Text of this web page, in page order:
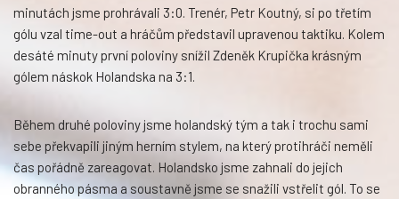
minutách jsme prohrávali 3:0. Trenér, Petr Koutný, si po třetím
gólu vzal time-out a hráčům představil upravenou taktiku. Kolem
desáté minuty první poloviny snížil Zdeněk Krupička krásným
gólem náskok Holandska na 3:1.
Během druhé poloviny jsme holandský tým a tak i trochu sami
sebe překvapili jiným herním stylem, na který protihráči neměli
čas pořádně zareagovat. Holandsko jsme zahnali do jejich
obranného pásma a soustavně jsme se snažili vstřelit gól. To se